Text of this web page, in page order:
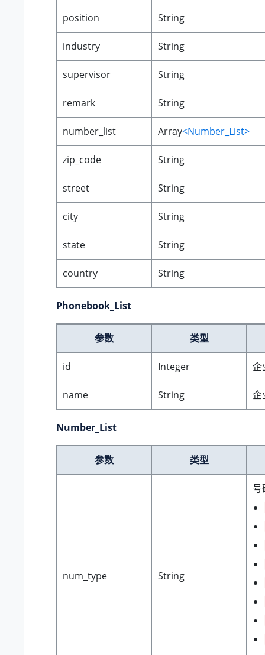
position String
industry String
supervisor String
remark String
number_list Array<Number_List>
zip_code String
street String
city String
state String
country String
Phonebook_List
参数 类型
id Integer 企
name String 企
Number_List
参数 类型
num_type String
号